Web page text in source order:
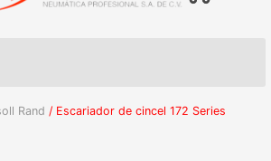
Rand / Escariador de cincel 172 Series